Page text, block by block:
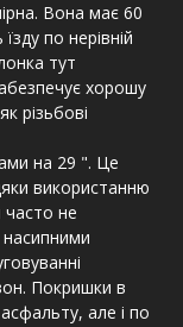
Вона має 60
по нерівній
тут
хорошу
різьбові
на 29 ". Це
використанню
часто не
Покришки в
але і по